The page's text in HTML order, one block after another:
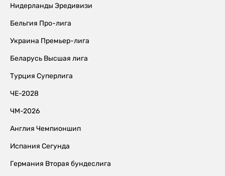
Нидерланды Эредивизи
Бельгия Про-лига
Украина Премьер-лига
Беларусь Высшая лига
Турция Суперлига
ЧЕ-2028
ЧМ-2026
Англия Чемпионшип
Испания Сегунда
Германия Вторая бундеслига